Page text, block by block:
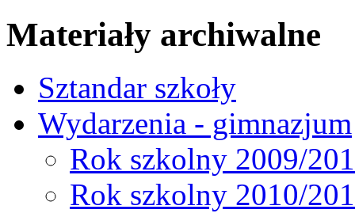
Materiały archiwalne
Sztandar szkoły
Wydarzenia - gimnazjum
Rok szkolny 2009/
Rok szkolny 2010/